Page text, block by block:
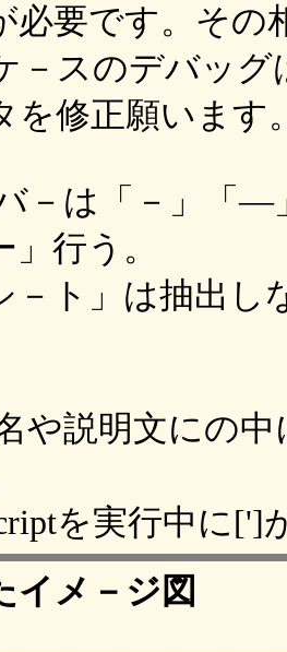
要です。その
－スのデバッ
を修正願います
－は「－」「
行う。
ト」は抽出し
や説明文にの
を実行中に[']
イメ－ジ図